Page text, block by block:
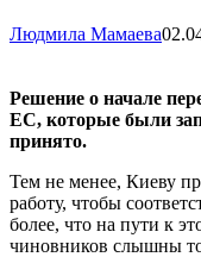
Людмила Мамаева
Решение о начале
ЕС, которые были
принято.
Тем не менее, Киеву
работу, чтобы
более, что на пути к
чиновников слышны